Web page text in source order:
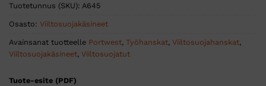
Tuotetunnus (SKU): A645
Osasto: Viiltosuojakäsineet
Avainsanat tuotteelle Portwest, Työhanskat, Viiltosuojahanskat,
Viiltosuojakäsineet, Viiltosuojatut
Tuote-esite (PDF)